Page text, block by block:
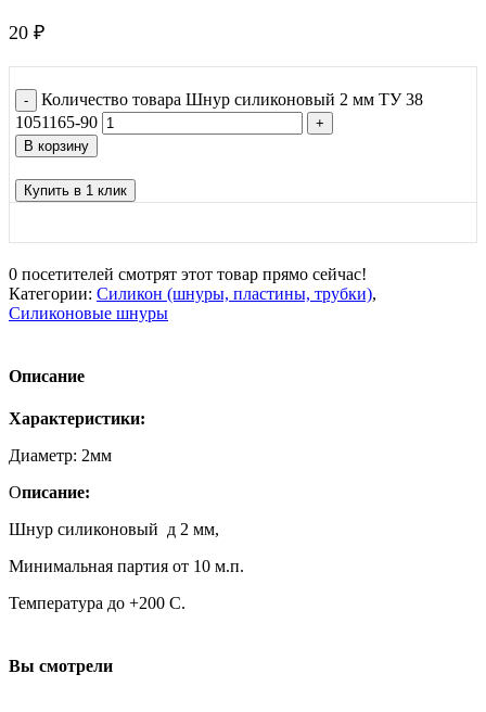
20 ₽
Количество товара Шнур силиконовый 2 мм ТУ 38
1051165-90
В корзину
Купить в 1 клик
0 посетителей смотрят этот товар прямо сейчас!
Категории: Силикон (шнуры, пластины, трубки),
Силиконовые шнуры
Описание
Характеристики:
Диаметр: 2мм
Описание:
Шнур силиконовый д 2 мм,
Минимальная партия от 10 м.п.
Температура до +200 С.
Вы смотрели